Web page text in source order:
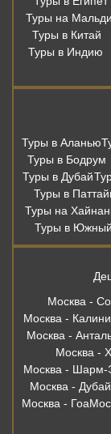
Туры на
Туры в Китай
Туры в Индию
Туры в Аланью
Туры в Бодрум
Туры в Дубай
Туры в
Туры на
Туры в
Москва -
Москва -
Москва -
Москва -
Москва -
Москва - Дубай
Москва - Гоа